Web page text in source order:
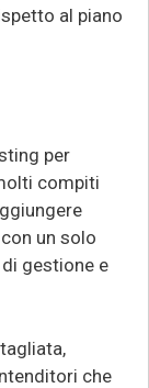
al piano
per
compiti
un solo
gestione e
che